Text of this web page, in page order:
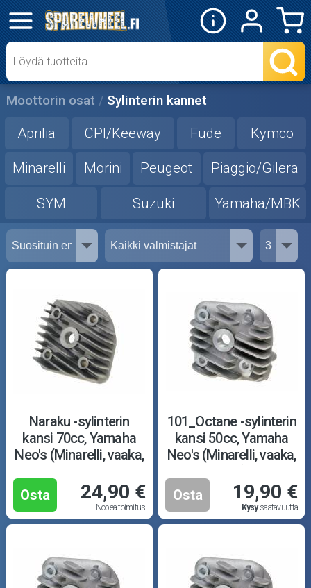
✕
Mopon osat
Skootterin osat
Crossipyörän osat
Moottoripyörän osat
Moottorikelkan osat
Mopoauton osat
Mönkijän osat
Puutarha ja metsä
Ajovarusteet
Nastarenkaat
Renkaat ja vanteet
Öljyt ja kemikaalit
Työkalut
Outlet-tuotteet
Moottorin osat Sylinterin kannet
Aprilia CPI/Keeway Fude Kymco
Minarelli Morini Peugeot Piaggio/Gilera
SYM Suzuki Yamaha/MBK
Naraku -sylinterin
kansi 70cc, Yamaha
Neo's (Minarelli, vaaka,
Osta
24,90 €
Nopea toimitus
101_Octane -sylinterin
kansi 50cc, Yamaha
Neo's (Minarelli, vaaka,
Osta
19,90 €
Kysysaatavuutta